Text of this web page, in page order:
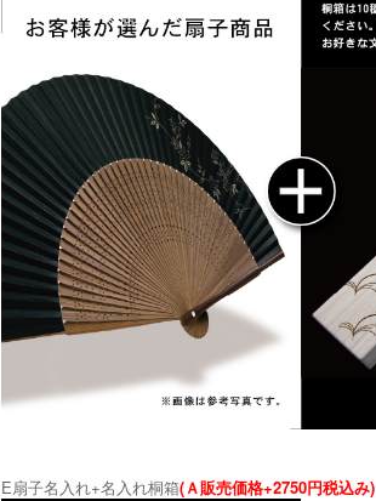
E扇子名入れ+名入れ桐箱(Ａ販売価格+2750円税込み)